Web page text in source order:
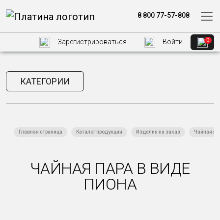
8 800 77-57-808
Зарегистрироваться Войти 0
КАТЕГОРИИ
Главная страница Каталог продукции Изделия на заказ Чайная
ЧАЙНАЯ ПАРА В ВИДЕ
ПИОНА